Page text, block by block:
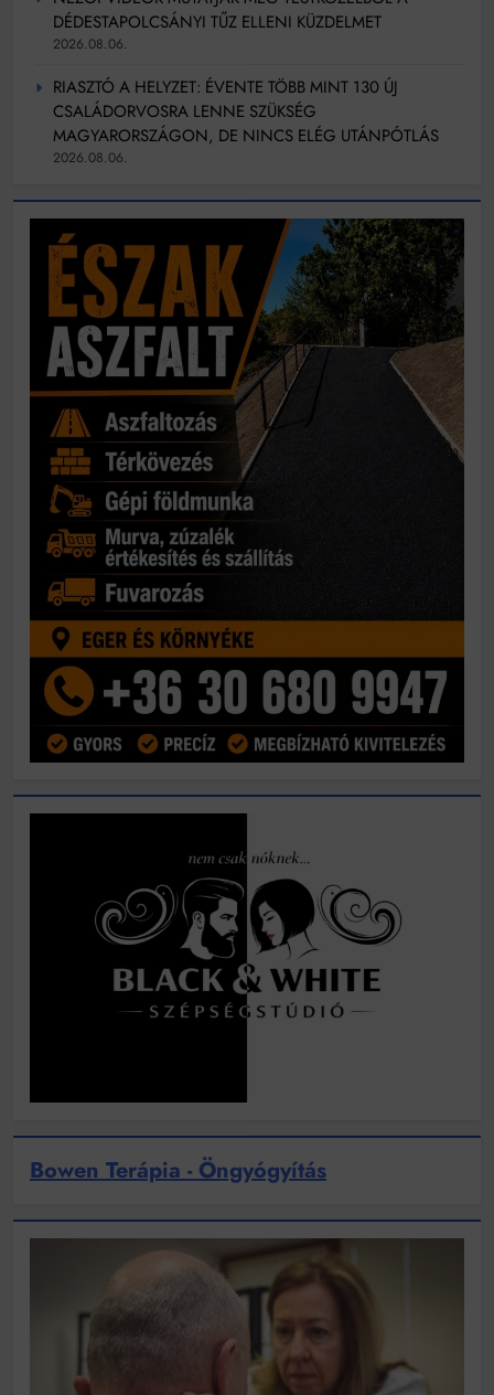
DÉDESTAPOLCSÁNYI TŰZ ELLENI KÜZDELMET
2026.08.06.
RIASZTÓ A HELYZET: ÉVENTE TÖBB MINT 130 ÚJ
CSALÁDORVOSRA LENNE SZÜKSÉG
MAGYARORSZÁGON, DE NINCS ELÉG UTÁNPÓTLÁS
2026.08.06.
Bowen Terápia - Öngyógyítás